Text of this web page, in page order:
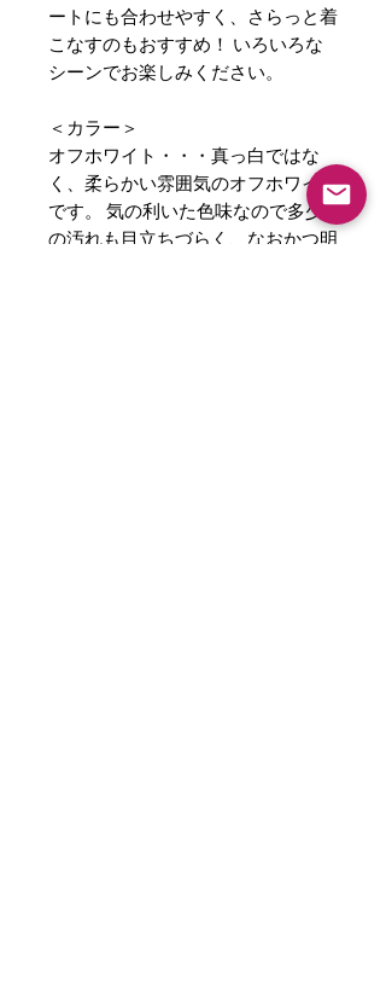
ートにも合わせやすく、さらっと着
こなすのもおすすめ！ いろいろな
シーンでお楽しみください。
＜カラー＞
オフホワイト・・・真っ白ではな
く、柔らかい雰囲気のオフホワイト
です。 気の利いた色味なので多少
の汚れも目立ちづらく、なおかつ明